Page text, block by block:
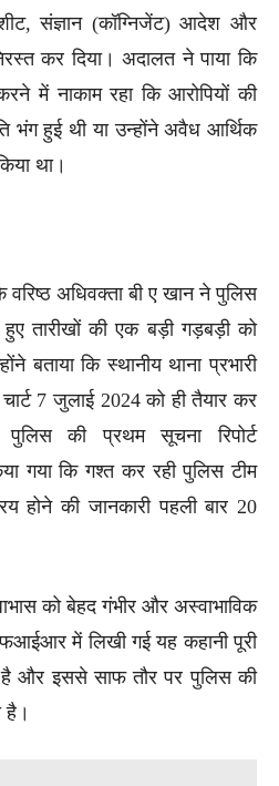
संज्ञान (कॉग्निजेंट) आदेश और
कर दिया। अदालत ने पाया कि
में नाकाम रहा कि आरोपियों की
भंग हुई थी या उन्होंने अवैध आर्थिक
था।
वरिष्ठ अधिवक्ता बी ए खान ने पुलिस
तारीखों की एक बड़ी गड़बड़ी को
बताया कि स्थानीय थाना प्रभारी
7 जुलाई 2024 को ही तैयार कर
की प्रथम सूचना रिपोर्ट
गया कि गश्त कर रही पुलिस टीम
की जानकारी पहली बार 20
को बेहद गंभीर और अस्वाभाविक
में लिखी गई यह कहानी पूरी
और इससे साफ तौर पर पुलिस की
है।